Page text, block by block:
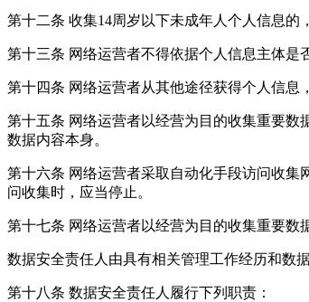
第十二条 收集14周岁以下未成年人个人信息的
第十三条 网络运营者不得依据个人信息主体是
第十四条 网络运营者从其他途径获得个人信息
第十五条 网络运营者以经营为目的收集重要
数据内容本身。
第十六条 网络运营者采取自动化手段访问收
问收集时，应当停止。
第十七条 网络运营者以经营为目的收集重要数
数据安全责任人由具有相关管理工作经历和数
第十八条 数据安全责任人履行下列职责：